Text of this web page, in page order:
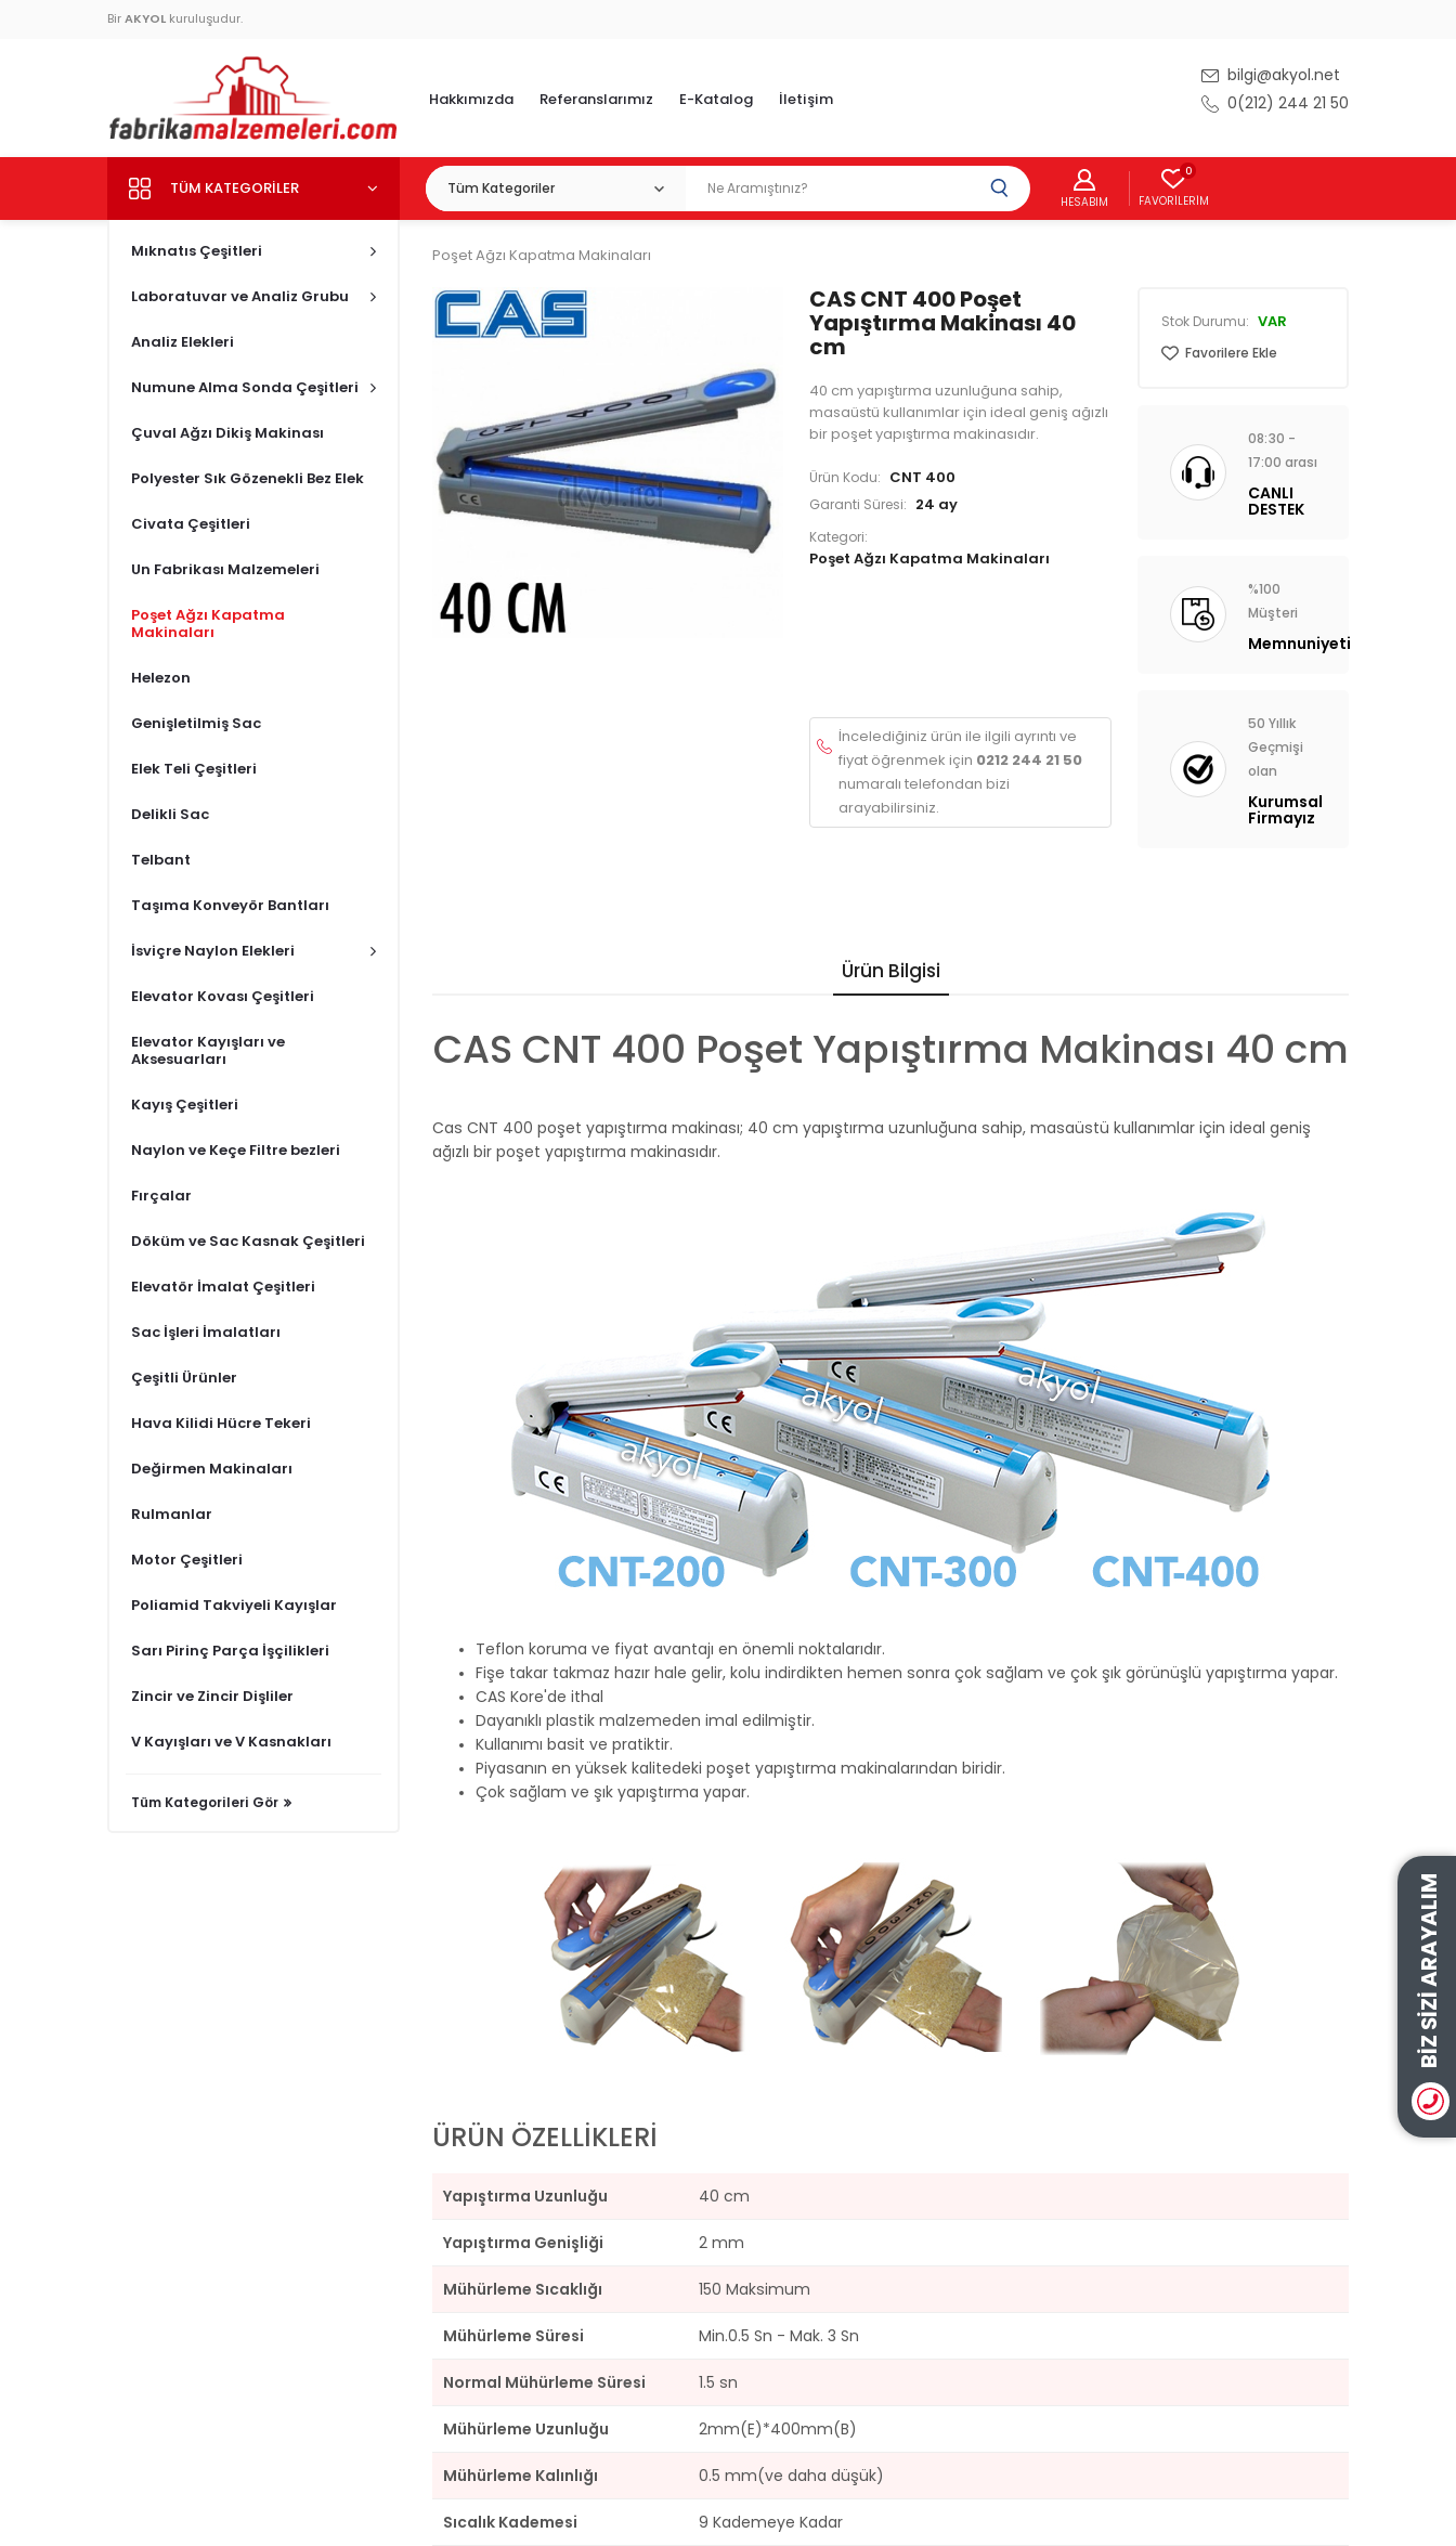
Bir AKYOL kuruluşudur.
bilgi@akyol.net
0(212) 244 21 50
Hakkımızda Referanslarımız E-Katalog İletişim
TÜM KATEGORILER
Mıknatıs Çeşitleri
Laboratuvar ve Analiz Grubu
Analiz Elekleri
Numune Alma Sonda Çeşitleri
Çuval Ağzı Dikiş Makinası
Polyester Sık Gözenekli Bez Elek
Civata Çeşitleri
Un Fabrikası Malzemeleri
Poşet Ağzı Kapatma
Makinaları
Helezon
Genişletilmiş Sac
Elek Teli Çeşitleri
Delikli Sac
Telbant
Taşıma Konveyör Bantları
İsviçre Naylon Elekleri
Elevator Kovası Çeşitleri
Elevator Kayışları ve
Aksesuarları
Kayış Çeşitleri
Naylon ve Keçe Filtre bezleri
Fırçalar
Döküm ve Sac Kasnak Çeşitleri
Elevatör İmalat Çeşitleri
Sac İşleri İmalatları
Çeşitli Ürünler
Hava Kilidi Hücre Tekeri
Değirmen Makinaları
Rulmanlar
Motor Çeşitleri
Poliamid Takviyeli Kayışlar
Sarı Pirinç Parça İşçilikleri
Zincir ve Zincir Dişliler
V Kayışları ve V Kasnakları
Tüm Kategorileri Gör
HESABIM
0
FAVORILERIM
Poşet Ağzı Kapatma Makinaları
CAS CNT 400 Poşet
Yapıştırma Makinası 40
cm
40 cm yapıştırma uzunluğuna sahip,
masaüstü kullanımlar için ideal geniş ağızlı
bir poşet yapıştırma makinasıdır.
Ürün Kodu: CNT 400
Garanti Süresi: 24 ay
Kategori:
Poşet Ağzı Kapatma Makinaları
İncelediğiniz ürün ile ilgili ayrıntı ve
fiyat öğrenmek için 0212 244 21 50
numaralı telefondan bizi
arayabilirsiniz.
Stok Durumu: VAR
Favorilere Ekle
08:30 -
17:00 arası
CANLI
DESTEK
%100
Müşteri
Memnuniyeti
50 Yıllık
Geçmişi
olan
Kurumsal
Firmayız
Ürün Bilgisi
CAS CNT 400 Poşet Yapıştırma Makinası 40 cm
Cas CNT 400 poşet yapıştırma makinası; 40 cm yapıştırma uzunluğuna sahip, masaüstü kullanımlar için ideal geniş
ağızlı bir poşet yapıştırma makinasıdır.
Teflon koruma ve fiyat avantajı en önemli noktalarıdır.
Fişe takar takmaz hazır hale gelir, kolu indirdikten hemen sonra çok sağlam ve çok şık görünüşlü yapıştırma yapar.
CAS Kore'de ithal
Dayanıklı plastik malzemeden imal edilmiştir.
Kullanımı basit ve pratiktir.
Piyasanın en yüksek kalitedeki poşet yapıştırma makinalarından biridir.
Çok sağlam ve şık yapıştırma yapar.
ÜRÜN ÖZELLİKLERİ
Yapıştırma Uzunluğu 40 cm
Yapıştırma Genişliği 2 mm
Mühürleme Sıcaklığı 150 Maksimum
Mühürleme Süresi Min.0.5 Sn - Mak. 3 Sn
Normal Mühürleme Süresi 1.5 sn
Mühürleme Uzunluğu 2mm(E)*400mm(B)
Mühürleme Kalınlığı 0.5 mm(ve daha düşük)
Sıcalık Kademesi 9 Kademeye Kadar
BIZ SIZI ARAYALIM